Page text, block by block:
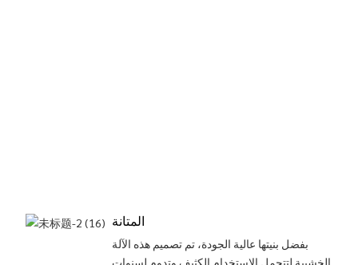
المتانة
بفضل بنيتها عالية الجودة، تم تصميم هذه الآلة
الخشبية لتتحمل الاستخدام الكثيف وتدوم لسنوات